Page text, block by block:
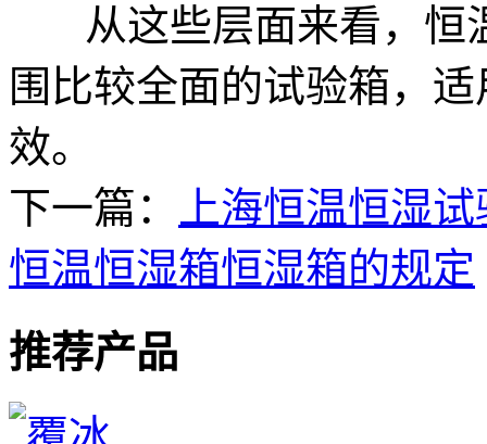
从这些层面来看，恒
围比较全面的试验箱，
效。
下一篇：
上海恒温恒湿
恒温恒湿箱恒湿箱的规定
推荐产品